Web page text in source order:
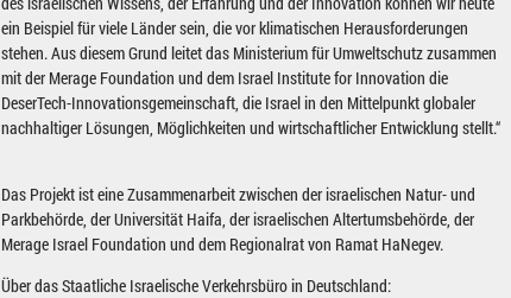
ein Beispiel für viele Länder sein, die vor klimatischen Herausforderungen
stehen. Aus diesem Grund leitet das Ministerium für Umweltschutz zusammen
mit der Merage Foundation und dem Israel Institute for Innovation die
DeserTech-Innovationsgemeinschaft, die Israel in den Mittelpunkt globaler
nachhaltiger Lösungen, Möglichkeiten und wirtschaftlicher Entwicklung stellt.“
Das Projekt ist eine Zusammenarbeit zwischen der israelischen Natur- und
Parkbehörde, der Universität Haifa, der israelischen Altertumsbehörde, der
Merage Israel Foundation und dem Regionalrat von Ramat HaNegev.
Über das Staatliche Israelische Verkehrsbüro in Deutschland: